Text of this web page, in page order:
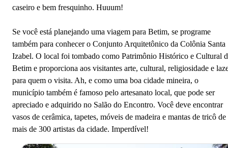
caseiro e bem fresquinho. Huuum!
Se você está planejando uma viagem para Betim, se programe
também para conhecer o Conjunto Arquitetônico da Colônia Santa
Izabel. O local foi tombado como Patrimônio Histórico e Cultural
Betim e proporciona aos visitantes arte, cultural, religiosidade e
para quem o visita. Ah, e como uma boa cidade mineira, o
município também é famoso pelo artesanato local, que pode ser
apreciado e adquirido no Salão do Encontro. Você deve encontrar
vasos de cerâmica, tapetes, móveis de madeira e mantas de tricô de
mais de 300 artistas da cidade. Imperdível!